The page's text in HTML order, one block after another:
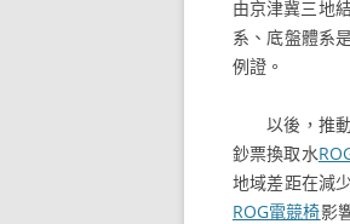
由京津冀三地
系、底盤體系
例證。
以後，推動
鈔票換取水
地域差距在減
ROG電競椅影